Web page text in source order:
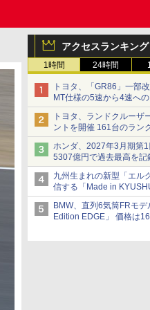
アクセスランキング
1時間 24時間
トヨタ、「GR86」一部
MT仕様の5速から4速へ
作性向上など
トヨタ、ランドクルーザ
ントを開催 161台のラン
ホンダ、2027年3月期第
5307億円で過去最高を記
九州生まれの新型「エル
信する「Made in
ー」8月14日開催
BMW、直列6気筒FRモ
Edition EDGE」 価格は